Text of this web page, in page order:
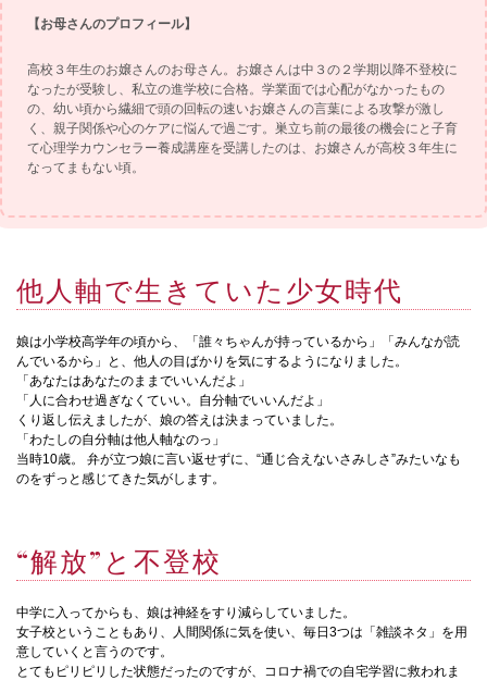
【お母さんのプロフィール】
高校３年生のお嬢さんのお母さん。お嬢さんは中３の２学期以降不登校に
なったが受験し、私立の進学校に合格。学業面では心配がなかったもの
の、幼い頃から繊細で頭の回転の速いお嬢さんの言葉による攻撃が激し
く、親子関係や心のケアに悩んで過ごす。巣立ち前の最後の機会にと子育
て心理学カウンセラー養成講座を受講したのは、お嬢さんが高校３年生に
なってまもない頃。
他人軸で生きていた少女時代
娘は小学校高学年の頃から、「誰々ちゃんが持っているから」「みんなが読
んでいるから」と、他人の目ばかりを気にするようになりました。
「あなたはあなたのままでいいんだよ」
「人に合わせ過ぎなくていい。自分軸でいいんだよ」
くり返し伝えましたが、娘の答えは決まっていました。
「わたしの自分軸は他人軸なのっ」
当時10歳。 弁が立つ娘に言い返せずに、“通じ合えないさみしさ”みたいなも
のをずっと感じてきた気がします。
“解放”と不登校
中学に入ってからも、娘は神経をすり減らしていました。
女子校ということもあり、人間関係に気を使い、毎日3つは「雑談ネタ」を用
意していくと言うのです。
とてもピリピリした状態だったのですが、コロナ禍での自宅学習に救われま